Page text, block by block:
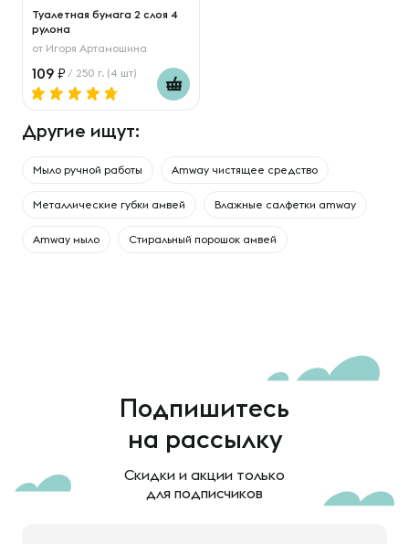
Туалетная бумага 2 слоя 4
рулона
от Игоря Артамошина
109 / 250 г. (4 шт)
Другие ищут:
Мыло ручной работы Amway чистящее средство
Металлические губки амвей Влажные салфетки amway
Amway мыло Стиральный порошок амвей
Подпишитесь
на рассылку
Скидки и акции только
для подписчиков